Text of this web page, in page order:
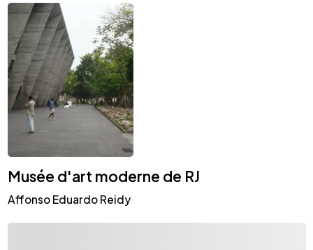
Musée d'art moderne de RJ
Affonso Eduardo Reidy